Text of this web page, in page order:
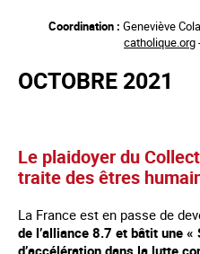
principal
Coordination : Geneviève
catholique.org
OCTOBRE 2021
Le plaidoyer du
traite des êtres
La France est en passe de
de l’alliance 8.7 et bâtit une
d’accélération dans la lutte